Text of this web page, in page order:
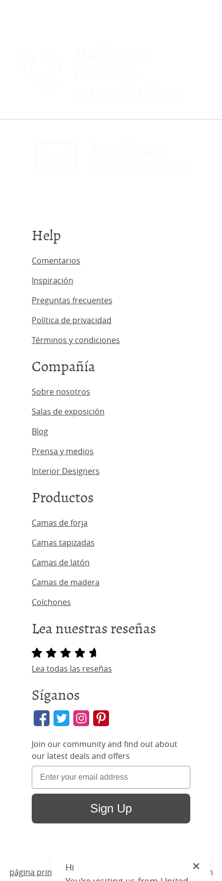
Help
Comentarios
Inspiración
Preguntas frecuentes
Política de privacidad
Términos y condiciones
Compañía
Sobre nosotros
Salas de exposición
Blog
Prensa y medios
Interior Designers
Productos
Camas de forja
Camas tapizadas
Camas de latón
Camas de madera
Colchones
Lea nuestras reseñas
Lea todas las reseñas
Síganos
Join our community and find out about
our latest deals and offers
Sign Up
página principal / Productos /
/ Larkin
Hi
Close